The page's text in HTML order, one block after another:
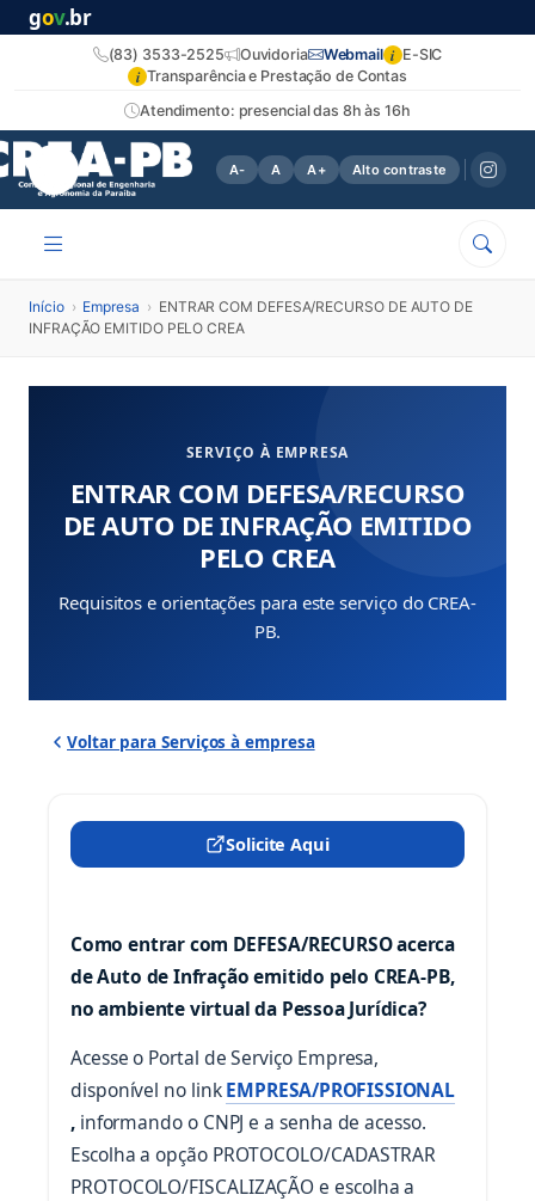
gov.br
Atendimento: presencial das 8h às 16h
(83) 3533-2525 Ouvidoria Webmail i E-SIC
i Transparência e Prestação de Contas
A- A A+ Alto contraste
Início › Empresa › ENTRAR COM DEFESA/RECURSO DE AUTO DE
INFRAÇÃO EMITIDO PELO CREA
SERVIÇO À EMPRESA
ENTRAR COM DEFESA/RECURSO
DE AUTO DE INFRAÇÃO EMITIDO
PELO CREA
Requisitos e orientações para este serviço do CREA-
PB.
Voltar para Serviços à empresa
Solicite Aqui
(abre em nova aba)
Como entrar com DEFESA/RECURSO acerca
de Auto de Infração emitido pelo CREA-PB,
no ambiente virtual da Pessoa Jurídica?
Acesse o Portal de Serviço Empresa,
disponível no linkEMPRESA/PROFISSIONAL
(abre em nova aba)
,informando o CNPJ e a senha de acesso.
Escolha a opção PROTOCOLO/CADASTRAR
PROTOCOLO/FISCALIZAÇÃO e escolha a